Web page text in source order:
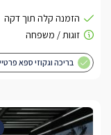
בריכה וגקוזי ספא